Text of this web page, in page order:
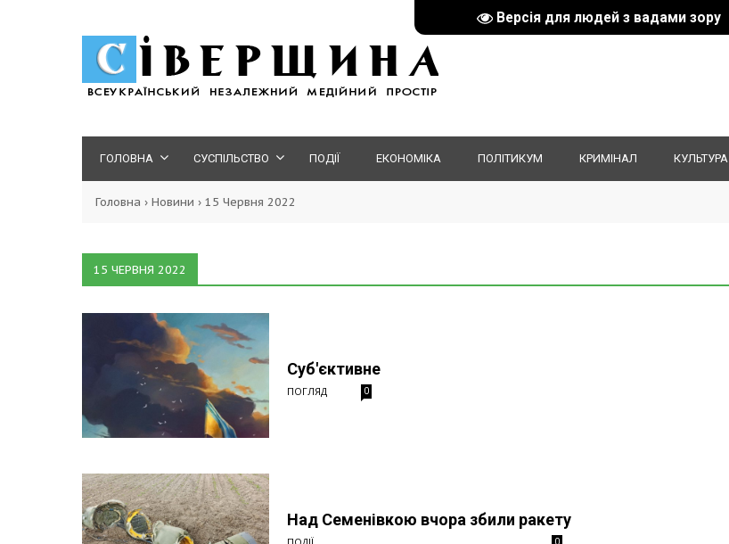
Версія для людей з вадами зору
ГОЛОВНА СУСПІЛЬСТВО ПОДІЇ ЕКОНОМІКА ПОЛІТИКУМ КРИМІНАЛ КУЛЬТУРА
Головна › Новини › 15 Червня 2022
15 ЧЕРВНЯ 2022
Суб'єктивне
ПОГЛЯД 0
Над Семенівкою вчора збили ракету
0